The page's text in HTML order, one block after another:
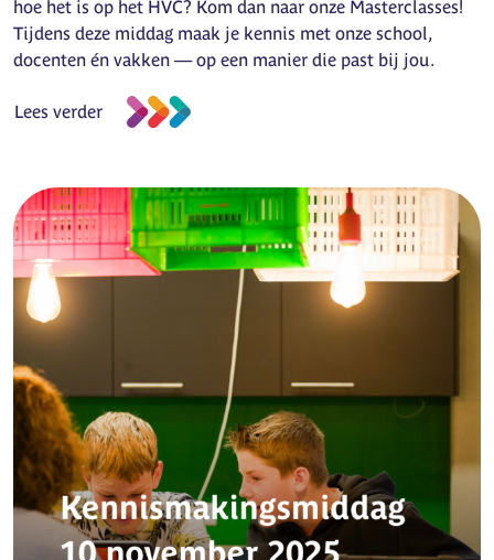
hoe het is op het HVC? Kom dan naar onze Masterclasses!
Tijdens deze middag maak je kennis met onze school,
docenten én vakken — op een manier die past bij jou.
Lees verder